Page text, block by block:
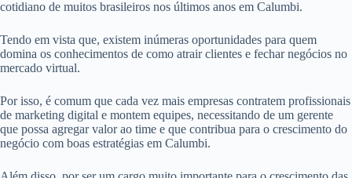
cotidiano de muitos brasileiros nos últimos anos em Calumbi.
Tendo em vista que, existem inúmeras oportunidades para quem
domina os conhecimentos de como atrair clientes e fechar negócios no
mercado virtual.
Por isso, é comum que cada vez mais empresas contratem profissionais
de marketing digital e montem equipes, necessitando de um gerente
que possa agregar valor ao time e que contribua para o crescimento do
negócio com boas estratégias em Calumbi.